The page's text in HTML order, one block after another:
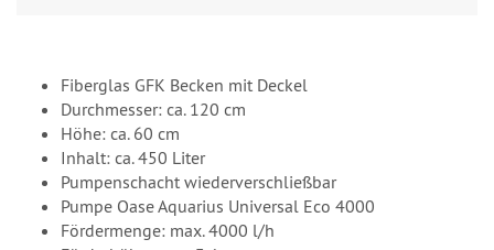
Fiberglas GFK Becken mit Deckel
Durchmesser: ca. 120 cm
Höhe: ca. 60 cm
Inhalt: ca. 450 Liter
Pumpenschacht wiederverschließbar
Pumpe Oase Aquarius Universal Eco 4000
Fördermenge: max. 4000 l/h